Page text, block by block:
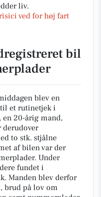
liv.
ved for høj fart
bil
blev en
et rutinetjek i
en 20-årig mand,
derudover
to stk. stjålne
af bilen var der
Under
fundet i
Manden blev derfor
brud på lov om